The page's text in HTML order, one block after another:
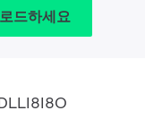
드하세요